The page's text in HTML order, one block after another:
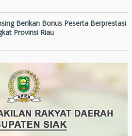
Berikan Bonus Peserta Berprestasi
Provinsi Riau